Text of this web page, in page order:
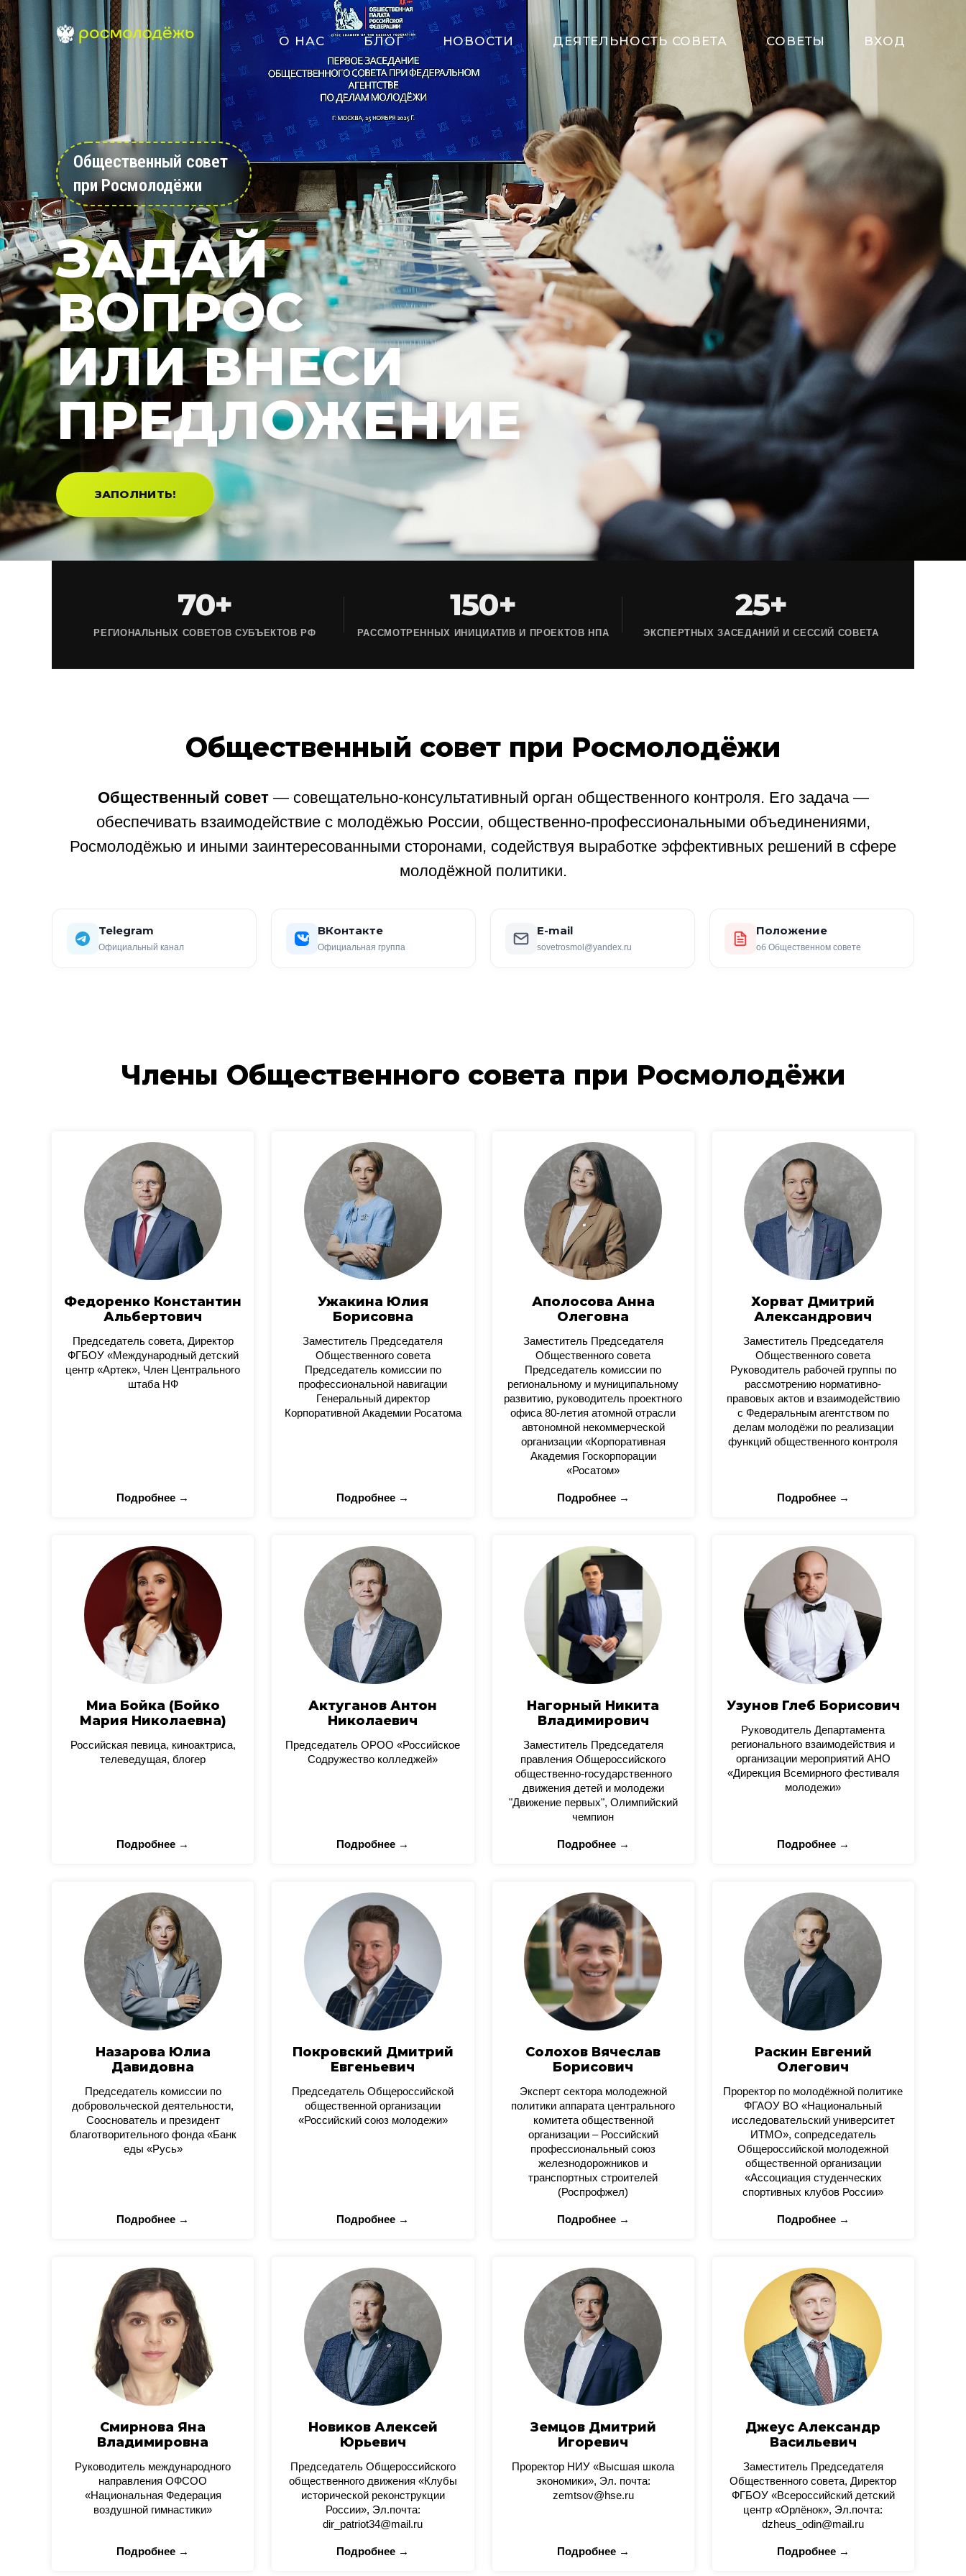
О НАС БЛОГ НОВОСТИ ДЕЯТЕЛЬНОСТЬ СОВЕТА СОВЕТЫ ВХОД
Общественный совет
при Росмолодёжи
ЗАДАЙ
ВОПРОС
ИЛИ ВНЕСИ
ПРЕДЛОЖЕНИЕ
ЗАПОЛНИТЬ!
70+
РЕГИОНАЛЬНЫХ СОВЕТОВ СУБЪЕКТОВ РФ
150+
РАССМОТРЕННЫХ ИНИЦИАТИВ И ПРОЕКТОВ НПА
25+
ЭКСПЕРТНЫХ ЗАСЕДАНИЙ И СЕССИЙ СОВЕТА
Общественный совет при Росмолодёжи
Общественный совет— совещательно-консультативный орган общественного контроля. Его задача —
обеспечивать взаимодействие с молодёжью России, общественно-профессиональными объединениями,
Росмолодёжью и иными заинтересованными сторонами, содействуя выработке эффективных решений в сфере
молодёжной политики.
Telegram
Официальный канал
ВКонтакте
Официальная группа
E-mail
sovetrosmol@yandex.ru
Положение
об Общественном совете
Члены Общественного совета при Росмолодёжи
Федоренко Константин
Альбертович
Председатель совета, Директор
ФГБОУ «Международный детский
центр «Артек», Член Центрального
штаба НФ
Подробнее →
Ужакина Юлия
Борисовна
Заместитель Председателя
Общественного совета
Председатель комиссии по
профессиональной навигации
Генеральный директор
Корпоративной Академии Росатома
Подробнее →
Аполосова Анна
Олеговна
Заместитель Председателя
Общественного совета
Председатель комиссии по
региональному и муниципальному
развитию, руководитель проектного
офиса 80-летия атомной отрасли
автономной некоммерческой
организации «Корпоративная
Академия Госкорпорации
«Росатом»
Подробнее →
Хорват Дмитрий
Александрович
Заместитель Председателя
Общественного совета
Руководитель рабочей группы по
рассмотрению нормативно-
правовых актов и взаимодействию
с Федеральным агентством по
делам молодёжи по реализации
функций общественного контроля
Подробнее →
Миа Бойка (Бойко
Мария Николаевна)
Российская певица, киноактриса,
телеведущая, блогер
Подробнее →
Актуганов Антон
Николаевич
Председатель ОРОО «Российское
Содружество колледжей»
Подробнее →
Нагорный Никита
Владимирович
Заместитель Председателя
правления Общероссийского
общественно-государственного
движения детей и молодежи
"Движение первых", Олимпийский
чемпион
Подробнее →
Узунов Глеб Борисович
Руководитель Департамента
регионального взаимодействия и
организации мероприятий АНО
«Дирекция Всемирного фестиваля
молодежи»
Подробнее →
Назарова Юлиа
Давидовна
Председатель комиссии по
добровольческой деятельности,
Сооснователь и президент
благотворительного фонда «Банк
еды «Русь»
Подробнее →
Покровский Дмитрий
Евгеньевич
Председатель Общероссийской
общественной организации
«Российский союз молодежи»
Подробнее →
Солохов Вячеслав
Борисович
Эксперт сектора молодежной
политики аппарата центрального
комитета общественной
организации – Российский
профессиональный союз
железнодорожников и
транспортных строителей
(Роспрофжел)
Подробнее →
Раскин Евгений
Олегович
Проректор по молодёжной политике
ФГАОУ ВО «Национальный
исследовательский университет
ИТМО», сопредседатель
Общероссийской молодежной
общественной организации
«Ассоциация студенческих
спортивных клубов России»
Подробнее →
Смирнова Яна
Владимировна
Руководитель международного
направления ОФСОО
«Национальная Федерация
воздушной гимнастики»
Подробнее →
Новиков Алексей
Юрьевич
Председатель Общероссийского
общественного движения «Клубы
исторической реконструкции
России», Эл.почта:
dir_patriot34@mail.ru
Подробнее →
Земцов Дмитрий
Игоревич
Проректор НИУ «Высшая школа
экономики», Эл. почта:
zemtsov@hse.ru
Подробнее →
Джеус Александр
Васильевич
Заместитель Председателя
Общественного совета, Директор
ФГБОУ «Всероссийский детский
центр «Орлёнок», Эл.почта:
dzheus_odin@mail.ru
Подробнее →